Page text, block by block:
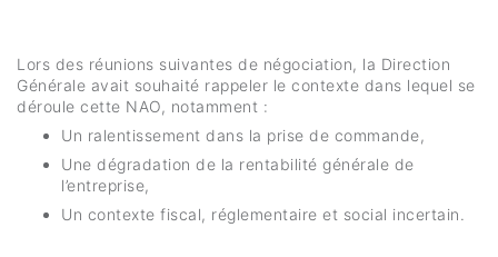
Lors des réunions suivantes de négociation, la Direction
Générale avait souhaité rappeler le contexte dans lequel se
déroule cette NAO, notamment :
Un ralentissement dans la prise de commande,
Une dégradation de la rentabilité générale de
l’entreprise,
Un contexte fiscal, réglementaire et social incertain.